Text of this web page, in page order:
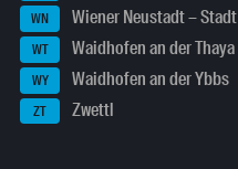
WN Wiener Neustadt – Stadt
WT Waidhofen an der Thaya
WY Waidhofen an der Ybbs
ZT Zwettl